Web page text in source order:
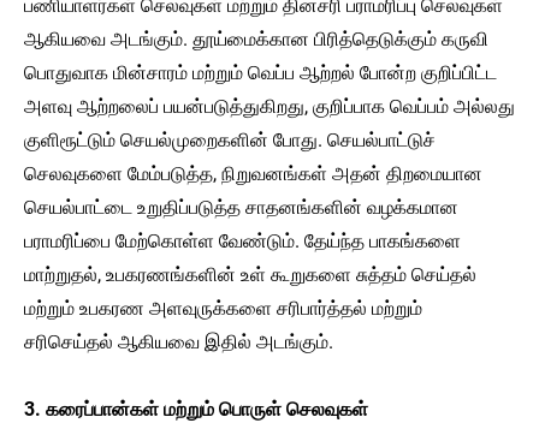
பணியாளர்கள் செலவுகள் மற்றும் தினசரி பராமரிப்பு செலவுகள்
ஆகியவை அடங்கும். தூய்மைக்கான பிரித்தெடுக்கும் கருவி
பொதுவாக மின்சாரம் மற்றும் வெப்ப ஆற்றல் போன்ற குறிப்பிட்ட
அளவு ஆற்றலைப் பயன்படுத்துகிறது, குறிப்பாக வெப்பம் அல்லது
குளிரூட்டும் செயல்முறைகளின் போது. செயல்பாட்டுச்
செலவுகளை மேம்படுத்த, நிறுவனங்கள் அதன் திறமையான
செயல்பாட்டை உறுதிப்படுத்த சாதனங்களின் வழக்கமான
பராமரிப்பை மேற்கொள்ள வேண்டும். தேய்ந்த பாகங்களை
மாற்றுதல், உபகரணங்களின் உள் கூறுகளை சுத்தம் செய்தல்
மற்றும் உபகரண அளவுருக்களை சரிபார்த்தல் மற்றும்
சரிசெய்தல் ஆகியவை இதில் அடங்கும்.
3. கரைப்பான்கள் மற்றும் பொருள் செலவுகள்